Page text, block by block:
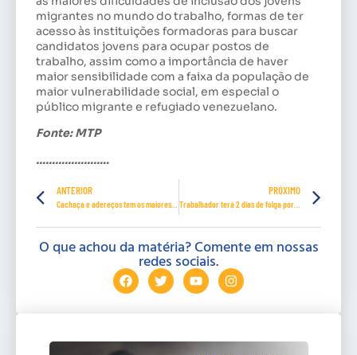
migrantes no mundo do trabalho, formas de ter
acesso às instituições formadoras para buscar
candidatos jovens para ocupar postos de
trabalho, assim como a importância de haver
maior sensibilidade com a faixa da população de
maior vulnerabilidade social, em especial o
público migrante e refugiado venezuelano.
Fonte: MTP
…………………..
ANTERIOR
Cachaça e adereços tem os maiores tributos no Carnaval
PRÓXIMO
Trabalhador terá 2 dias de folga por ano para ir à escola do filho
O que achou da matéria? Comente em nossas
redes sociais.